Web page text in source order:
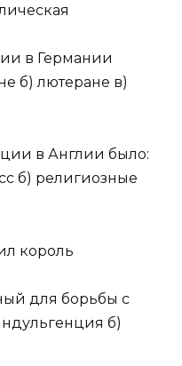
в Германии
б) лютеране в)
в Англии было:
б) религиозные
король
для борьбы с
б)